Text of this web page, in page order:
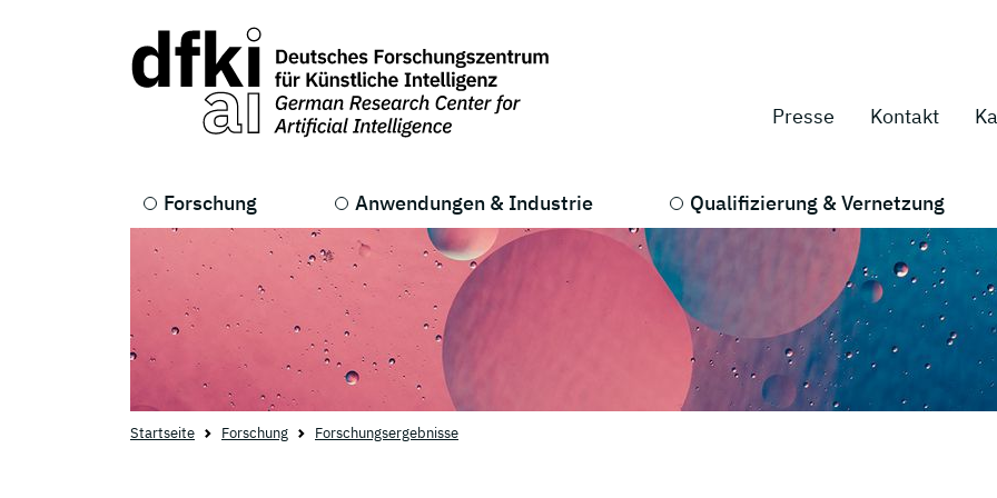
Presse Kontakt
Forschung Anwendungen & Industrie Qualifizierung & Vernetzung
Startseite Forschung Forschungsergebnisse